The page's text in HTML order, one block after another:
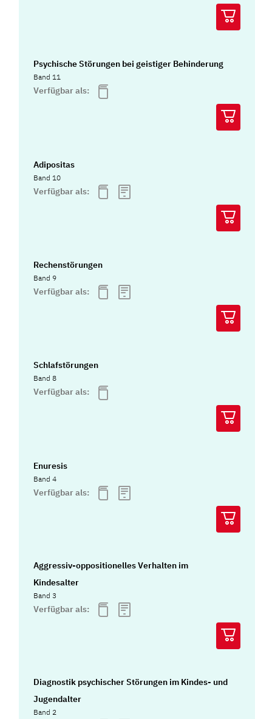
Psychische Störungen bei geistiger Behinderung
Band 11
Verfügbar als:
Adipositas
Band 10
Verfügbar als:
Rechenstörungen
Band 9
Verfügbar als:
Schlafstörungen
Band 8
Verfügbar als:
Enuresis
Band 4
Verfügbar als:
Aggressiv-oppositionelles Verhalten im
Kindesalter
Band 3
Verfügbar als:
Diagnostik psychischer Störungen im Kindes- und
Jugendalter
Band 2